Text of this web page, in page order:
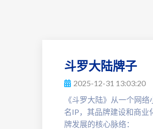
斗罗大陆牌子
2025-12-31 13:03:20
《斗罗大陆》从一个网
名IP，其品牌建设和商业
牌发展的核心脉络：